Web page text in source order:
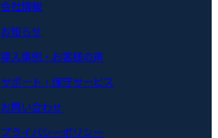
会社情報
お知らせ
導入事例・お客様の声
サポート・保守サービス
お問い合わせ
プライバシーポリシー